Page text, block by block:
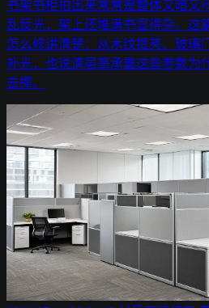
书架书柜拍出来常常是整体又暗又
乱反光，架上还堆满书显得杂。这
怎么修讲清楚：从木纹提亮、玻璃
补光，也说清层高承重这些参数为
去撑。